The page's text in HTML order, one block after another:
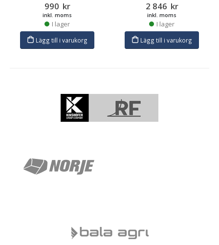
990 kr
inkl. moms
I lager
Lägg till i varukorg
2 846 kr
inkl. moms
I lager
Lägg till i varukorg